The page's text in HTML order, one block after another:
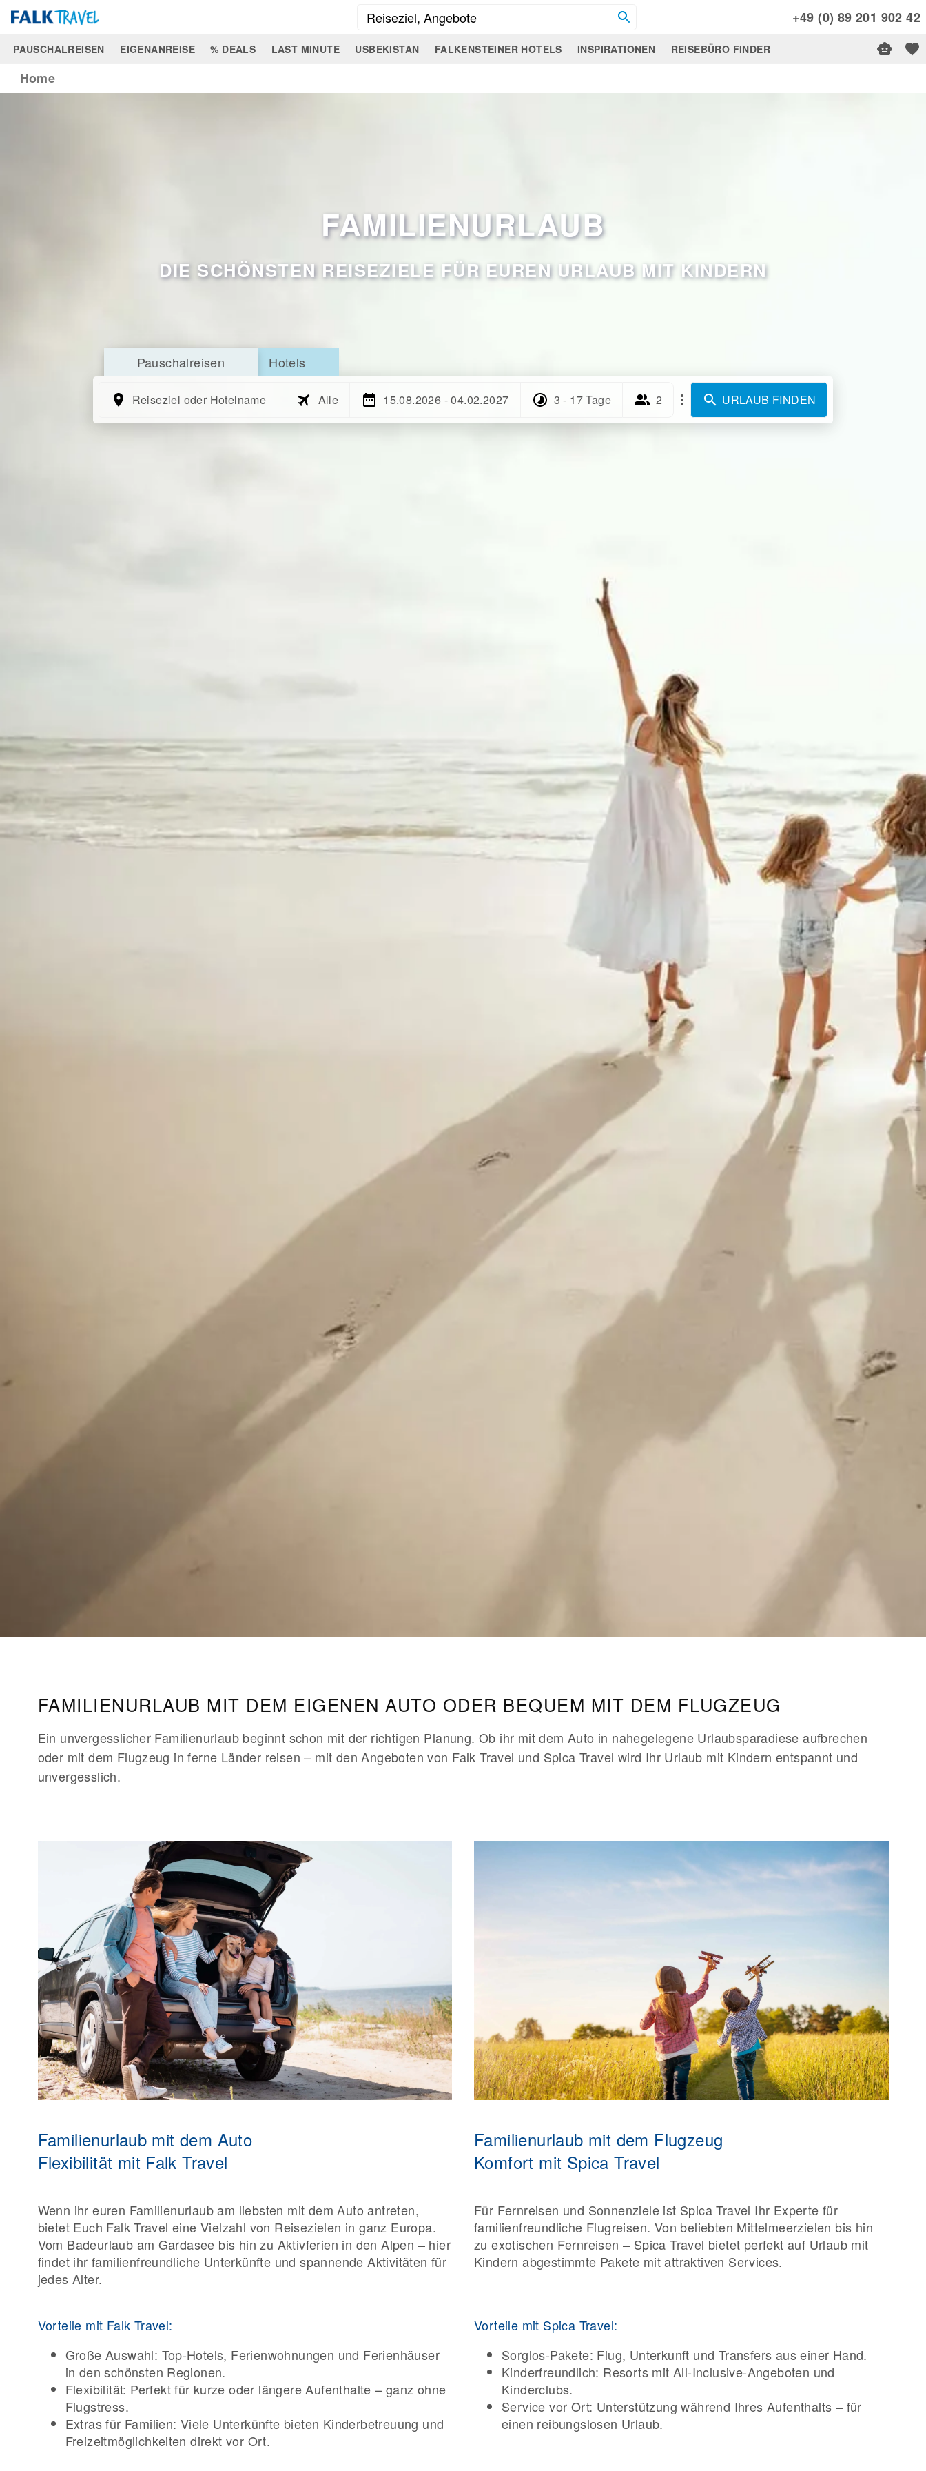
+49 (0) 89 201 902 42
PAUSCHALREISEN EIGENANREISE % DEALS LAST MINUTE USBEKISTAN FALKENSTEINER HOTELS INSPIRATIONEN REISEBÜRO FINDER
Home
FAMILIENURLAUB
DIE SCHÖNSTEN REISEZIELE FÜR EUREN URLAUB MIT KINDERN
Pauschalreisen Hotels
Reiseziel oder Hotelname Alle 15.08.2026 - 04.02.2027 3 - 17 Tage 2 URLAUB FINDEN
FAMILIENURLAUB MIT DEM EIGENEN AUTO ODER BEQUEM MIT DEM FLUGZEUG
Ein unvergesslicher Familienurlaub beginnt schon mit der richtigen Planung. Ob ihr mit dem Auto in nahegelegene Urlaubsparadiese aufbrechen
oder mit dem Flugzeug in ferne Länder reisen – mit den Angeboten von Falk Travel und Spica Travel wird Ihr Urlaub mit Kindern entspannt und
unvergesslich.
Familienurlaub mit dem Auto
Flexibilität mit Falk Travel
Wenn ihr euren Familienurlaub am liebsten mit dem Auto antreten,
bietet Euch Falk Travel eine Vielzahl von Reisezielen in ganz Europa.
Vom Badeurlaub am Gardasee bis hin zu Aktivferien in den Alpen – hier
findet ihr familienfreundliche Unterkünfte und spannende Aktivitäten für
jedes Alter.
Vorteile mit Falk Travel:
Große Auswahl: Top-Hotels, Ferienwohnungen und Ferienhäuser
in den schönsten Regionen.
Flexibilität: Perfekt für kurze oder längere Aufenthalte – ganz ohne
Flugstress.
Extras für Familien: Viele Unterkünfte bieten Kinderbetreuung und
Freizeitmöglichkeiten direkt vor Ort.
Familienurlaub mit dem Flugzeug
Komfort mit Spica Travel
Für Fernreisen und Sonnenziele ist Spica Travel Ihr Experte für
familienfreundliche Flugreisen. Von beliebten Mittelmeerzielen bis hin
zu exotischen Fernreisen – Spica Travel bietet perfekt auf Urlaub mit
Kindern abgestimmte Pakete mit attraktiven Services.
Vorteile mit Spica Travel:
Sorglos-Pakete: Flug, Unterkunft und Transfers aus einer Hand.
Kinderfreundlich: Resorts mit All-Inclusive-Angeboten und
Kinderclubs.
Service vor Ort: Unterstützung während Ihres Aufenthalts – für
einen reibungslosen Urlaub.